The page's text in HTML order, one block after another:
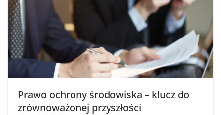
Prawo ochrony środowiska – klucz do
zrównoważonej przyszłości